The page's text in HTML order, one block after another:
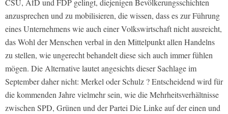
CSU, AfD und FDP gelingt, diejenigen Bevölkerungsschichten
anzusprechen und zu mobilisieren, die wissen, dass es zur Führung
eines Unternehmens wie auch einer Volkswirtschaft nicht ausreicht,
das Wohl der Menschen verbal in den Mittelpunkt allen Handelns
zu stellen, wie ungerecht behandelt diese sich auch immer fühlen
mögen. Die Alternative lautet angesichts dieser Sachlage im
September daher nicht: Merkel oder Schulz ? Entscheidend wird für
die kommenden Jahre vielmehr sein, wie die Mehrheitsverhältnisse
zwischen SPD, Grünen und der Partei Die Linke auf der einen und